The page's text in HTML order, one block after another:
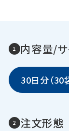
内容量/サ
30日分（30
注文形態